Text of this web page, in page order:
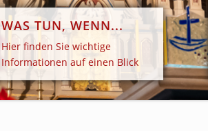
WAS TUN, WENN...
Hier finden Sie wichtige
Informationen auf einen Blick